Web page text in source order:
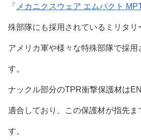
「 メカニクスウェア エムパクト
殊部隊にも採用されているミリタリ
アメリカ軍や様々な特殊部隊で採
す。
ナックル部分のTPR衝撃保護材は
適合しており、この保護材が指先ま
す。